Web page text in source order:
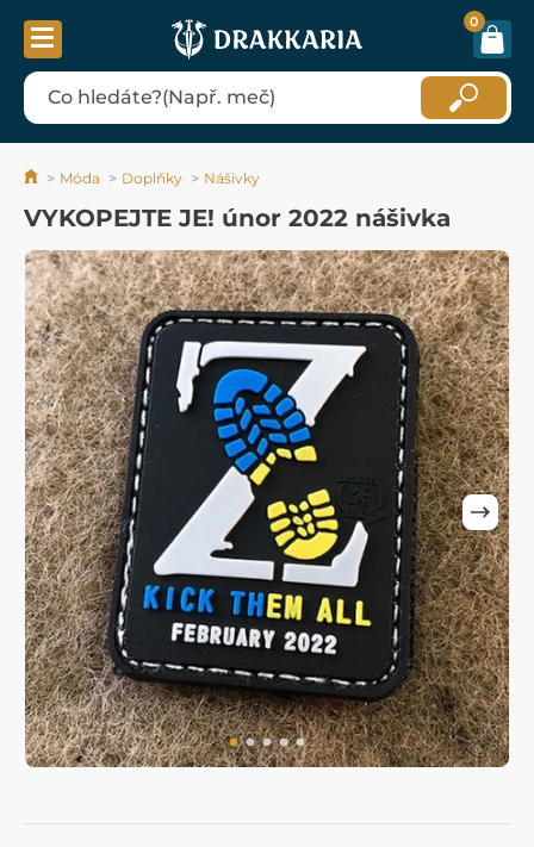
0
Móda Doplňky Nášivky
VYKOPEJTE JE! únor 2022 nášivka